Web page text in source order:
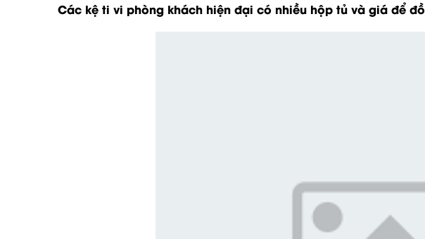
Các kệ ti vi phòng khách hiện đại có nhiều hộp tủ và giá để đồ